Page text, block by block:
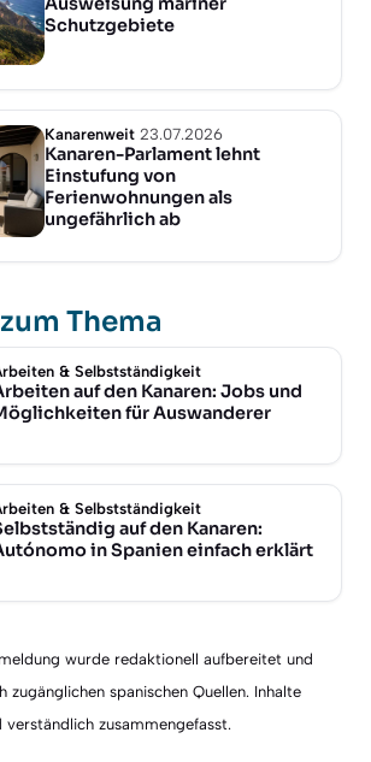
Schutzgebiete
Kanarenweit 23.07.2026
Kanaren-Parlament lehnt
Einstufung von
Ferienwohnungen als
ungefährlich ab
Thema
& Selbstständigkeit
auf den Kanaren: Jobs und
für Auswanderer
& Selbstständigkeit
auf den Kanaren:
in Spanien einfach erklärt
wurde redaktionell aufbereitet und
zugänglichen spanischen Quellen. Inhalte
zusammengefasst.